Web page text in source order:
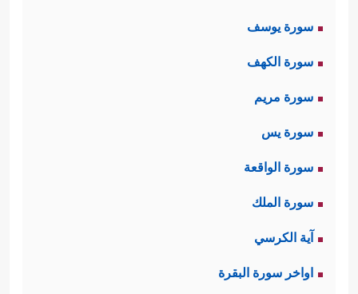
سورة يوسف
سورة الكهف
سورة مريم
سورة يس
سورة الواقعة
سورة الملك
آية الكرسي
اواخر سورة البقرة